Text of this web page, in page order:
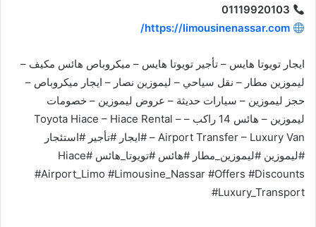
01119920103
https://limousinenassar.com/
ايجار تويوتا هايس – تأجير تويوتا هايس – ميكروباص هائس مكيف –
ليموزين مطار – نقل سياحي – ليموزين نصار – ايجار ميكروباص –
حجز ليموزين – سيارات حديثة – عروض ليموزين – خصومات
ليموزين – هائس 14 راكب – Toyota Hiace – Hiace Rental –
Airport Transfer – Luxury Van – #ايجار #تأجير #استئجار
#ليموزين #ليموزين_مطار #هائس #تويوتا_هائس #Hiace
#Airport_Limo #Limousine_Nassar #Offers #Discounts
#Luxury_Transport